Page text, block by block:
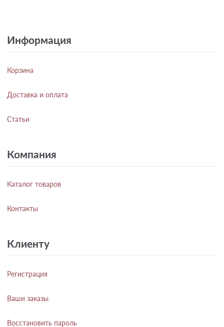
Информация
Корзина
Доставка и оплата
Статьи
Компания
Каталог товаров
Контакты
Клиенту
Регистрация
Ваши заказы
Восстановить пароль